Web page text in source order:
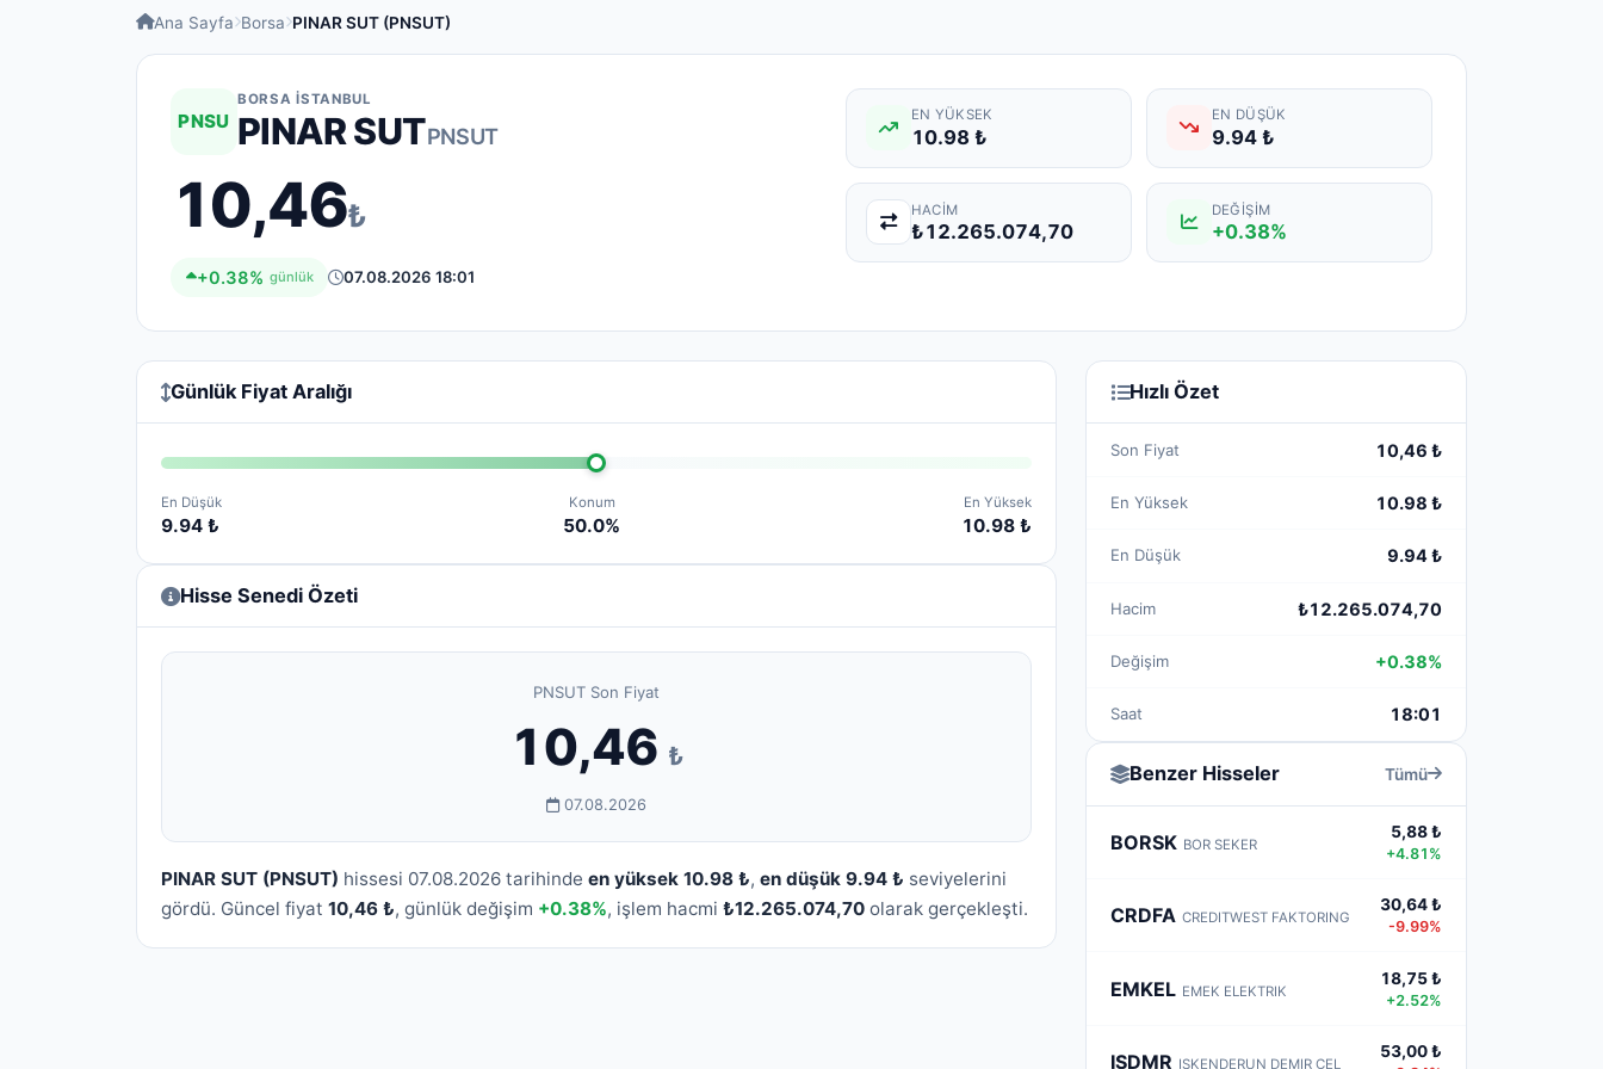
Ana Sayfa Borsa PINAR SUT (PNSUT)
PNSU
BORSA İSTANBUL
PINAR SUTPNSUT
10,46₺
+0.38% günlük 07.08.2026 18:01
EN YÜKSEK
10.98 ₺
EN DÜŞÜK
9.94 ₺
HACIM
₺12.265.074,70
DEĞIŞIM
+0.38%
Günlük Fiyat Aralığı
En Düşük
9.94 ₺
Konum
50.0%
En Yüksek
10.98 ₺
Hisse Senedi Özeti
PNSUT Son Fiyat
10,46 ₺
07.08.2026
PINAR SUT (PNSUT) hissesi 07.08.2026 tarihinde en yüksek 10.98 ₺, en düşük 9.94 ₺ seviyelerini
gördü. Güncel fiyat 10,46 ₺, günlük değişim +0.38%, işlem hacmi ₺12.265.074,70 olarak gerçekleşti.
Hızlı Özet
Son Fiyat 10,46 ₺
En Yüksek 10.98 ₺
En Düşük 9.94 ₺
Hacim ₺12.265.074,70
Değişim +0.38%
Saat 18:01
Benzer Hisseler Tümü
BORSK BOR SEKER
5,88 ₺
+4.81%
CRDFA CREDITWEST FAKTORING
30,64 ₺
-9.99%
EMKEL EMEK ELEKTRIK
18,75 ₺
+2.52%
ISDMR ISKENDERUN DEMIR CEL
53,00 ₺